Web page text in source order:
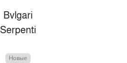
Bvlgari
Serpenti
Новые